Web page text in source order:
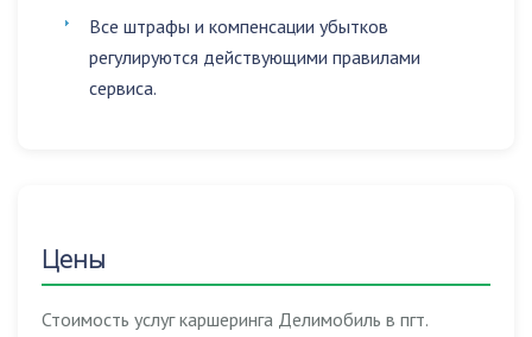
Все штрафы и компенсации убытков
регулируются действующими правилами
сервиса.
Цены
Стоимость услуг каршеринга Делимобиль в пгт.